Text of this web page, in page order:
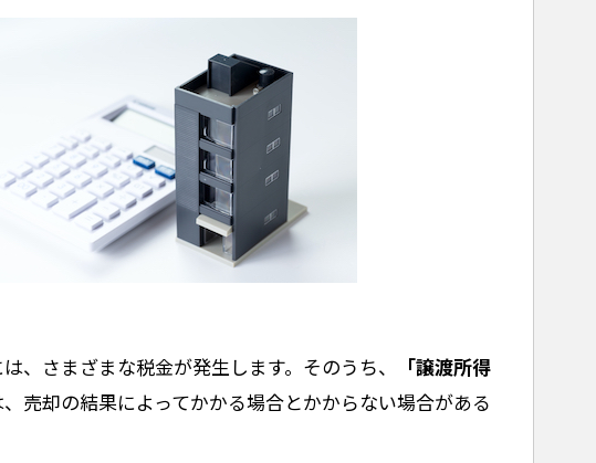
、さまざまな税金が発生します。そのうち、
「譲渡所得
売却の結果によってかかる場合とかからない場合がある